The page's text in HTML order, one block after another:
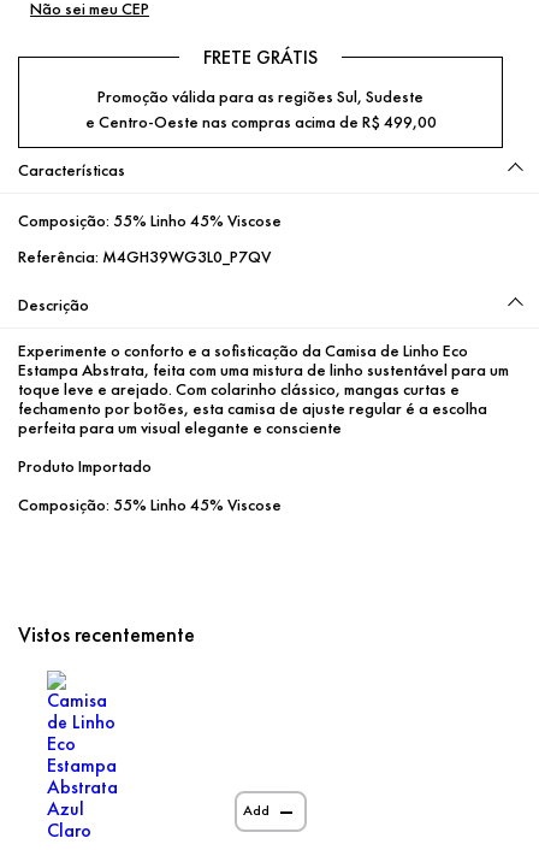
Não sei meu CEP
FRETE GRÁTIS
Promoção válida para as regiões Sul, Sudeste
e Centro-Oeste nas compras acima de R$ 499,00
Características
Composição: 55% Linho 45% Viscose
Referência: M4GH39WG3L0_P7QV
Descrição
Experimente o conforto e a sofisticação da Camisa de Linho Eco
Estampa Abstrata, feita com uma mistura de linho sustentável para um
toque leve e arejado. Com colarinho clássico, mangas curtas e
fechamento por botões, esta camisa de ajuste regular é a escolha
perfeita para um visual elegante e consciente
Produto Importado
Composição: 55% Linho 45% Viscose
Vistos recentemente
Add